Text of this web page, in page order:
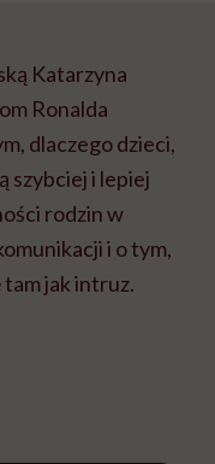
Katarzyna
Ronalda
dlaczego dzieci,
szybciej i lepiej
rodzin w
i o tym,
tam jak intruz.